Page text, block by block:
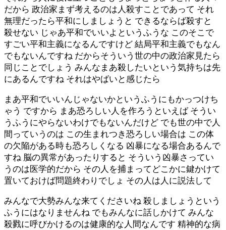
だから 政治家まず考えるのは人殺すことであって それ
無理だったら平和にしましょうと できるならば殺すと
殺せない じゃあ平和でいいよというふうな このそこで
すごい平和主義になるんですけど 結局平和主義でもなん
でもないんですね だからそういう世の中の政治家見たら
同じことでしょう みんなまあ殺したいという気持ちは先
にあるんですね それはやばいと感じたら
まあ平和でいいんじゃないかというふうにもかっつけち
ゃう ですから まあ恐ろしい人を作ろうといえば そうい
うふうにやらないわけでもないんだけど でも世の中で人
間っていうのは この生まれつき恐ろしい場合は この体
の欠陥がある時も恐ろしくなる 凶暴になる場合あるんで
すね 脳の異常があったりすると そういう凶暴さってい
うのは医学的だから その人を捕まってどこかに鍵かけて
置いておけば問題終わりでしょ その人は人に説法して
みんなで大勢みんな来てくださいね 殺しましょうという
ふうにはなりませんね でもみんなに話しかけて みんな
殺戮に呼びかけるのは健康的な人間なんです 精神的な病